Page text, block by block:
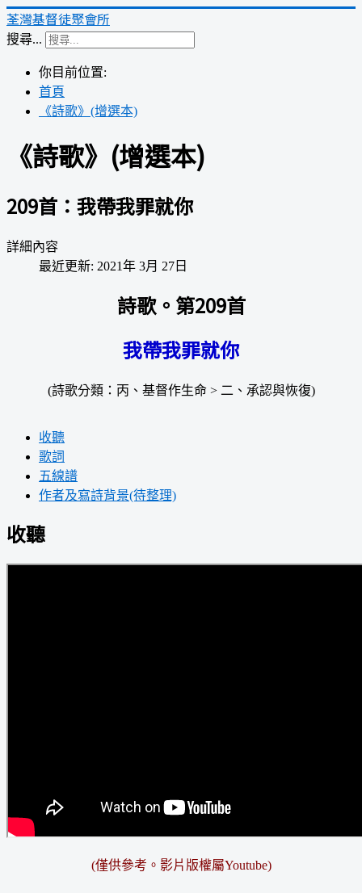
荃灣基督徒聚會所
搜尋...
你目前位置:
首頁
《詩歌》(增選本)
《詩歌》(增選本)
209首：我帶我罪就你
詳細內容
最近更新: 2021年 3月 27日
詩歌。第209首
我帶我罪就你
(詩歌分類：丙、基督作生命 > 二、承認與恢復)
收聽
歌詞
五線譜
作者及寫詩背景(待整理)
收聽
(僅供參考。影片版權屬Youtube)